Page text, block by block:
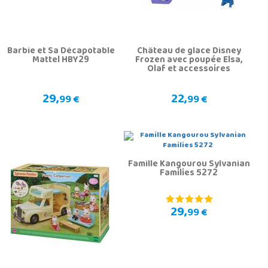
Barbie et Sa Décapotable
Mattel HBY29
29,99 €
Château de glace Disney
Frozen avec poupée Elsa,
Olaf et accessoires
22,99 €
Famille Kangourou Sylvanian
Families 5272
29,99 €